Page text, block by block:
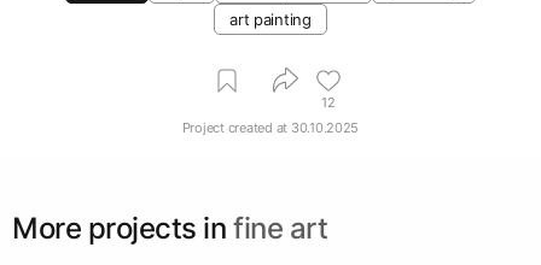
art painting
12
Project created at 30.10.2025
More projects in fine art